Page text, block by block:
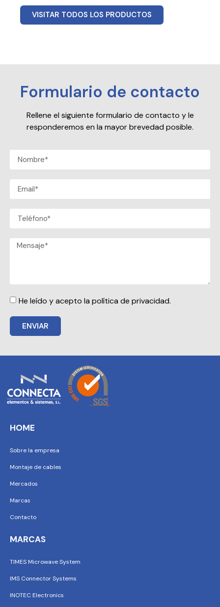
VISITAR TODOS LOS PRODUCTOS
Formulario de contacto
Rellene el siguiente formulario de contacto y le
responderemos en la mayor brevedad posible.
He leído y acepto la política de privacidad.
ENVIAR
HOME
Sobre la empresa
Montaje de cables
Mercados
Marcas
Contacto
MARCAS
TIMES Microwave System
IMS Connector Systems
INOTEC Electronics